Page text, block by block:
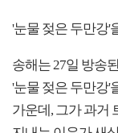
'눈물 젖은 두만강'
송해는 27일 방송
'눈물 젖은 두만강'
가운데, 그가 과거